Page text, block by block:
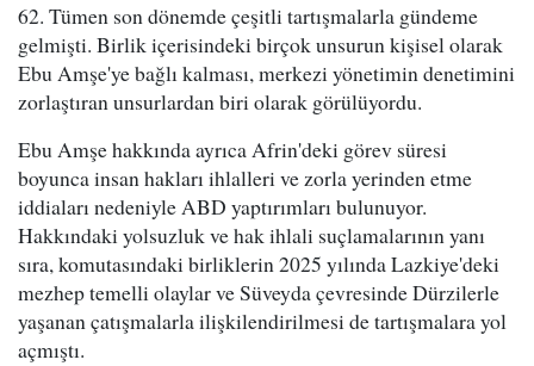
62. Tümen son dönemde çeşitli tartışmalarla gündeme
gelmişti. Birlik içerisindeki birçok unsurun kişisel olarak
Ebu Amşe'ye bağlı kalması, merkezi yönetimin denetimini
zorlaştıran unsurlardan biri olarak görülüyordu.
Ebu Amşe hakkında ayrıca Afrin'deki görev süresi
boyunca insan hakları ihlalleri ve zorla yerinden etme
iddiaları nedeniyle ABD yaptırımları bulunuyor.
Hakkındaki yolsuzluk ve hak ihlali suçlamalarının yanı
sıra, komutasındaki birliklerin 2025 yılında Lazkiye'deki
mezhep temelli olaylar ve Süveyda çevresinde Dürzilerle
yaşanan çatışmalarla ilişkilendirilmesi de tartışmalara yol
açmıştı.